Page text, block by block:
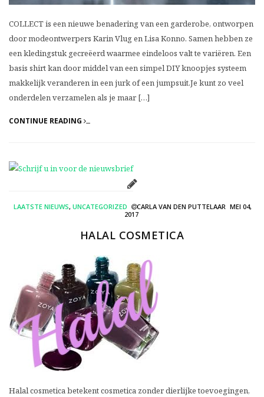
COLLECT is een nieuwe benadering van een garderobe, ontworpen
door modeontwerpers Karin Vlug en Lisa Konno. Samen hebben ze
een kledingstuk gecreëerd waarmee eindeloos valt te variëren. Een
basis shirt kan door middel van een simpel DIY knoopjes systeem
makkelijk veranderen in een jurk of een jumpsuit.Je kunt zo veel
onderdelen verzamelen als je maar […]
CONTINUE READING
LAATSTE NIEUWS, UNCATEGORIZED CARLA VAN DEN PUTTELAAR MEI 04,
2017
HALAL COSMETICA
Halal cosmetica betekent cosmetica zonder dierlijke toevoegingen,